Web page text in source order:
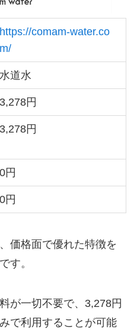
https://comam-water.co
m/
水道水
3,278円
3,278円
0円
0円
価格面で優れた特徴を
す。
が一切不要で、3,278円
で利用することが可能